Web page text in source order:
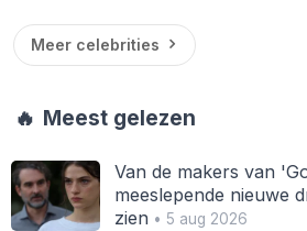
Meer celebrities
🔥 Meest gelezen
Van de makers van
meeslepende nieuwe
zien• 5 aug 2026